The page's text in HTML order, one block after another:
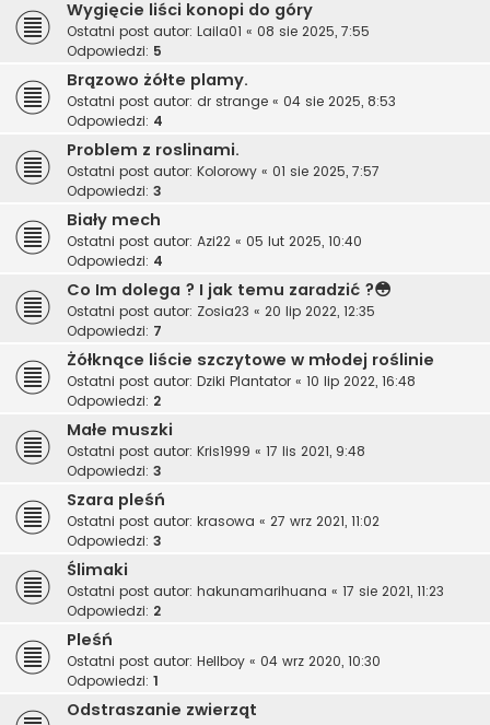
Wygięcie liści konopi do góry
Ostatni post autor: Laila01 « 08 sie 2025, 7:55
Odpowiedzi: 5
Brązowo żółte plamy.
Ostatni post autor: dr strange « 04 sie 2025, 8:53
Odpowiedzi: 4
Problem z roslinami.
Ostatni post autor: Kolorowy « 01 sie 2025, 7:57
Odpowiedzi: 3
Biały mech
Ostatni post autor: Azi22 « 05 lut 2025, 10:40
Odpowiedzi: 4
Co Im dolega ? I jak temu zaradzić ?😳
Ostatni post autor: Zosia23 « 20 lip 2022, 12:35
Odpowiedzi: 7
Żółknące liście szczytowe w młodej roślinie
Ostatni post autor: Dziki Plantator « 10 lip 2022, 16:48
Odpowiedzi: 2
Małe muszki
Ostatni post autor: Kris1999 « 17 lis 2021, 9:48
Odpowiedzi: 3
Szara pleśń
Ostatni post autor: krasowa « 27 wrz 2021, 11:02
Odpowiedzi: 3
Ślimaki
Ostatni post autor: hakunamarihuana « 17 sie 2021, 11:23
Odpowiedzi: 2
Pleśń
Ostatni post autor: Hellboy « 04 wrz 2020, 10:30
Odpowiedzi: 1
Odstraszanie zwierząt